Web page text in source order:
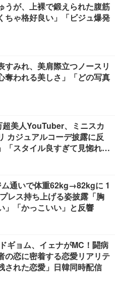
うが、上裸で鍛えられた腹筋
ちゃ格好良い」「ビジュ爆発
すみれ、美肩際立つノースリ
奪われる美しさ」「どの写真
美人YouTuber、ミニスカ
カジュアルコーデ披露に反
「スタイル良すぎて見惚れ
通いで体重62kg→82kgに 1
レス持ち上げる姿披露「胸
」「かっこいい」と反響
ギョム、イェナがMC！闘病
の恋に密着する恋愛リアリテ
された恋愛」日韓同時配信